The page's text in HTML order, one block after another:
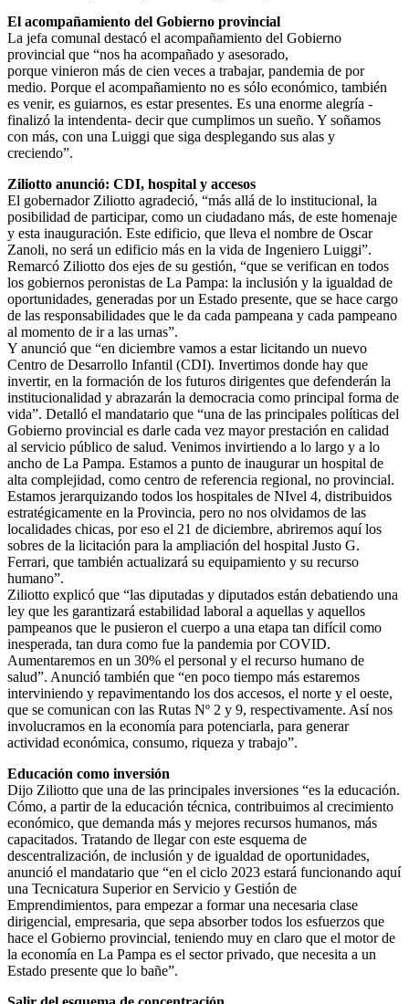
El acompañamiento del Gobierno provincial
La jefa comunal destacó el acompañamiento del Gobierno
provincial que “nos ha acompañado y asesorado,
porque vinieron más de cien veces a trabajar, pandemia de por
medio. Porque el acompañamiento no es sólo económico, también
es venir, es guiarnos, es estar presentes. Es una enorme alegría -
finalizó la intendenta- decir que cumplimos un sueño. Y soñamos
con más, con una Luiggi que siga desplegando sus alas y
creciendo”.
Ziliotto anunció: CDI, hospital y accesos
El gobernador Ziliotto agradeció, “más allá de lo institucional, la
posibilidad de participar, como un ciudadano más, de este homenaje
y esta inauguración. Este edificio, que lleva el nombre de Oscar
Zanoli, no será un edificio más en la vida de Ingeniero Luiggi”.
Remarcó Ziliotto dos ejes de su gestión, “que se verifican en todos
los gobiernos peronistas de La Pampa: la inclusión y la igualdad de
oportunidades, generadas por un Estado presente, que se hace cargo
de las responsabilidades que le da cada pampeana y cada pampeano
al momento de ir a las urnas”.
Y anunció que “en diciembre vamos a estar licitando un nuevo
Centro de Desarrollo Infantil (CDI). Invertimos donde hay que
invertir, en la formación de los futuros dirigentes que defenderán la
institucionalidad y abrazarán la democracia como principal forma de
vida”. Detalló el mandatario que “una de las principales políticas del
Gobierno provincial es darle cada vez mayor prestación en calidad
al servicio público de salud. Venimos invirtiendo a lo largo y a lo
ancho de La Pampa. Estamos a punto de inaugurar un hospital de
alta complejidad, como centro de referencia regional, no provincial.
Estamos jerarquizando todos los hospitales de NIvel 4, distribuidos
estratégicamente en la Provincia, pero no nos olvidamos de las
localidades chicas, por eso el 21 de diciembre, abriremos aquí los
sobres de la licitación para la ampliación del hospital Justo G.
Ferrari, que también actualizará su equipamiento y su recurso
humano”.
Ziliotto explicó que “las diputadas y diputados están debatiendo una
ley que les garantizará estabilidad laboral a aquellas y aquellos
pampeanos que le pusieron el cuerpo a una etapa tan difícil como
inesperada, tan dura como fue la pandemia por COVID.
Aumentaremos en un 30% el personal y el recurso humano de
salud”. Anunció también que “en poco tiempo más estaremos
interviniendo y repavimentando los dos accesos, el norte y el oeste,
que se comunican con las Rutas Nº 2 y 9, respectivamente. Así nos
involucramos en la economía para potenciarla, para generar
actividad económica, consumo, riqueza y trabajo”.
Educación como inversión
Dijo Ziliotto que una de las principales inversiones “es la educación.
Cómo, a partir de la educación técnica, contribuimos al crecimiento
económico, que demanda más y mejores recursos humanos, más
capacitados. Tratando de llegar con este esquema de
descentralización, de inclusión y de igualdad de oportunidades,
anunció el mandatario que “en el ciclo 2023 estará funcionando aquí
una Tecnicatura Superior en Servicio y Gestión de
Emprendimientos, para empezar a formar una necesaria clase
dirigencial, empresaria, que sepa absorber todos los esfuerzos que
hace el Gobierno provincial, teniendo muy en claro que el motor de
la economía en La Pampa es el sector privado, que necesita a un
Estado presente que lo bañe”.